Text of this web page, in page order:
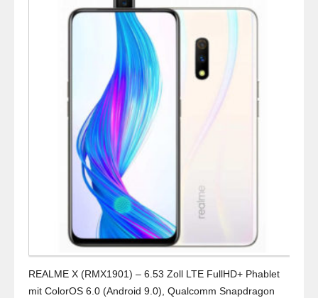
REALME X (RMX1901) – 6.53 Zoll LTE FullHD+ Phablet
mit ColorOS 6.0 (Android 9.0), Qualcomm Snapdragon